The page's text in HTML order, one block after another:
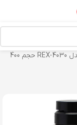
اسپری رفع پنچری تایر REXON مدل REX-4030 حجم 400